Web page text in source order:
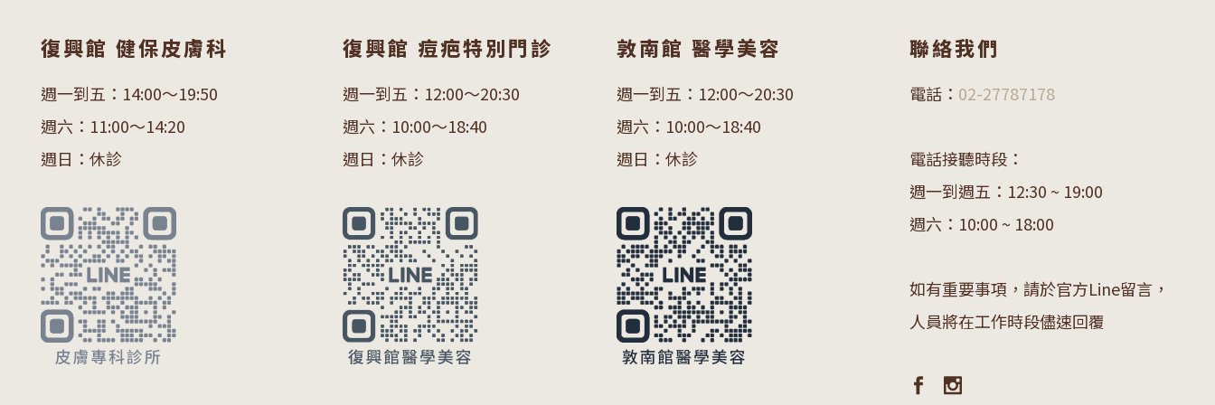
復興館 健保皮膚科
週一到五：14:00～19:50
週六：11:00～14:20
週日：休診
復興館 痘疤特別門診
週一到五：12:00～20:30
週六：10:00～18:40
週日：休診
敦南館 醫學美容
週一到五：12:00～20:30
週六：10:00～18:40
週日：休診
聯絡我們
電話： 02-27787178
電話接聽時段：
週一到週五：12:30 ~ 19:00
週六：10:00 ~ 18:00
如有重要事項，請於官方Line留言，
人員將在工作時段儘速回覆